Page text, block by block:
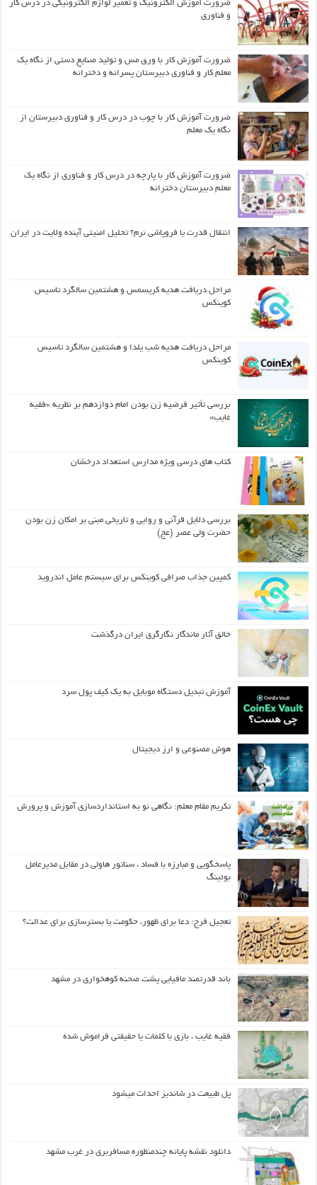
ضرورت آموزش الکترونیک و تعمیر لوازم الکترونیکی در درس کار
و فناوری
ضرورت آموزش کار با ورق مس و تولید صنایع دستی از نگاه یک
معلم کار و فناوری دبیرستان پسرانه و دخترانه
ضرورت آموزش کار با چوب در درس کار و فناوری دبیرستان از
نگاه یک معلم
ضرورت آموزش کار با پارچه در درس کار و فناوری از نگاه یک
معلم دبیرستان دخترانه
انتقال قدرت یا فروپاشی نرم؟ تحلیل امنیتی آینده ولایت در ایران
مراحل دریافت هدیه کریسمس و هشتمین سالگرد تاسیس
کوینکس
مراحل دریافت هدیه شب یلدا و هشتمین سالگرد تاسیس
کوینکس
بررسی تأثیر فرضیه زن بودن امام دوازدهم بر نظریه «فقیه
غایب»
کتاب های درسی ویژه مدارس استعداد درخشان
بررسی دلایل قرآنی و روایی و تاریخی مبنی بر امکان زن بودن
حضرت ولی عصر (عج)
کمپین جذاب صرافی کوینکس برای سیستم عامل اندروید
خالق آثار ماندگار نگارگری ایران درگذشت
آموزش تبدیل دستگاه موبایل به یک کیف‌ پول سرد
هوش مصنوعی و ارز دیجیتال
تکریم مقام معلم: نگاهی نو به استانداردسازی آموزش و پرورش
پاسخگویی و مبارزه با فساد ، سناتور هاولی در مقابل مدیرعامل
بوئینگ
تعجیل فرج: دعا برای ظهور، حکومت یا بسترسازی برای عدالت؟
باند قدرتمند مافیایی پشت صحنه کوهخواری در مشهد
فقیه غایب ، بازی با کلمات یا حقیقتی فراموش شده
پل طبیعت در شاندیز احداث میشود
دانلود نقشه پایانه چندمنظوره مسافربری در غرب مشهد